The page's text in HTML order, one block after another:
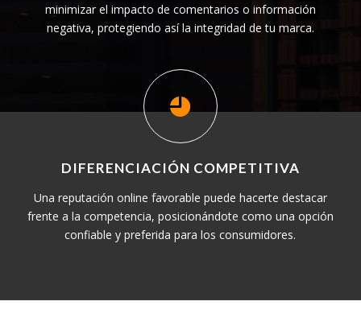
minimizar el impacto de comentarios o información
negativa, protegiendo así la integridad de tu marca.
DIFERENCIACIÓN COMPETITIVA
Una reputación online favorable puede hacerte destacar
frente a la competencia, posicionándote como una opción
confiable y preferida para los consumidores.